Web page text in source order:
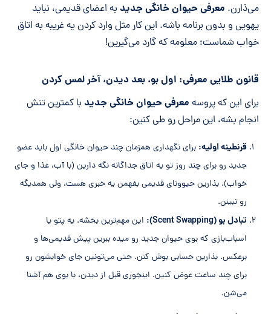
می‌ذارن. معرفی حیوان خانگی جدید به اعضای قدیمی، نباید
یهویی و بدون برنامه باشه. این کار مثل وارد کردن یه غریبه به اتاق
خواب شماست؛ معلومه که گارد می‌گیرین!
قانون طلایی معرفی: اول بو، بعد دیدن، آخر لمس کردن
برای این که پروسه معرفی حیوان خانگی جدید با کمترین تنش
انجام بشه، این مراحل رو طی کنین:
قرنطینه اولیه: برای نگهداری همزمان چند حیوان خانگی اول باید عضو
جدید رو برای چند روز تو یه اتاق جداگانه نگه دارین (با آب، غذا و جای
خواب). بذارین حیوونای قدیمی بفهمن یه خبری هست، ولی همدیگه
رو نبینن.
تبادل بو (Scent Swapping):
این مهم‌ترین بخشه. یه پتو یا
اسباب‌بازی که بوی حیوان جدید رو میده ببرین پیش قدیمی‌ها و
برعکس. بذارین حسابی بوش کنن. حتی می‌تونین جای خوابشون رو
برای چند ساعت عوض کنین. اینجوری قبل از دیدن، با بوی هم آشنا
می‌شن.